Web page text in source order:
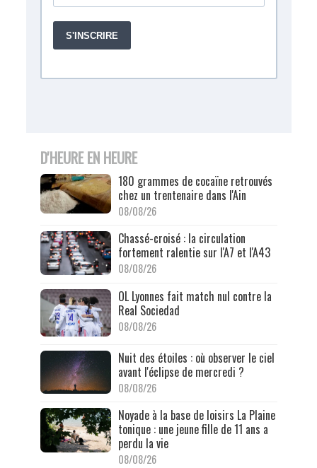
D'HEURE EN HEURE
180 grammes de cocaïne retrouvés
chez un trentenaire dans l'Ain
08/08/26
Chassé-croisé : la circulation
fortement ralentie sur l'A7 et l'A43
08/08/26
OL Lyonnes fait match nul contre la
Real Sociedad
08/08/26
Nuit des étoiles : où observer le ciel
avant l'éclipse de mercredi ?
08/08/26
Noyade à la base de loisirs La Plaine
tonique : une jeune fille de 11 ans a
perdu la vie
08/08/26